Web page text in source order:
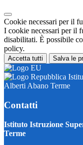
Cookie necessari per il
I cookie necessari per il
disabilitati. È possibile
policy.
Accetta tutti Salva le
Alberti Abano Terme
Contatti
Istituto Istruzione
Terme